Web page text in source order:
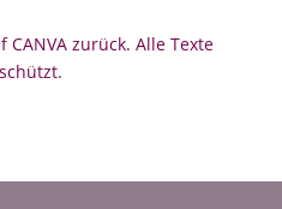
zurück. Alle Texte